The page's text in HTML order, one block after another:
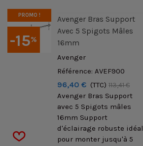
-15%
PROMO !
Avenger Bras Support
Avec 5 Spigots Mâles
16mm
Avenger
Référence: AVEF900
96,40 € (TTC) 113,41 €
Avenger Bras Support
avec 5 Spigots mâles
16mm Support
d'éclairage robuste idéal
pour monter jusqu'à 5